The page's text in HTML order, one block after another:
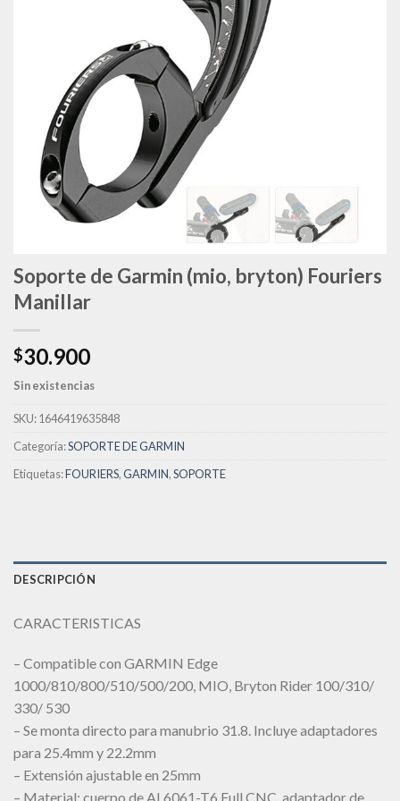
Soporte de Garmin (mio, bryton) Fouriers
Manillar
$30.900
Sin existencias
SKU:1646419635848
Categoría:SOPORTE DE GARMIN
Etiquetas:FOURIERS,GARMIN,SOPORTE
DESCRIPCIÓN
CARACTERISTICAS
– Compatible con GARMIN Edge
1000/810/800/510/500/200, MIO, Bryton Rider 100/310/
330/ 530
– Se monta directo para manubrio 31.8. Incluye adaptadores
para 25.4mm y 22.2mm
– Extensión ajustable en 25mm
– Material: cuerpo de AL6061-T6 Full CNC, adaptador de